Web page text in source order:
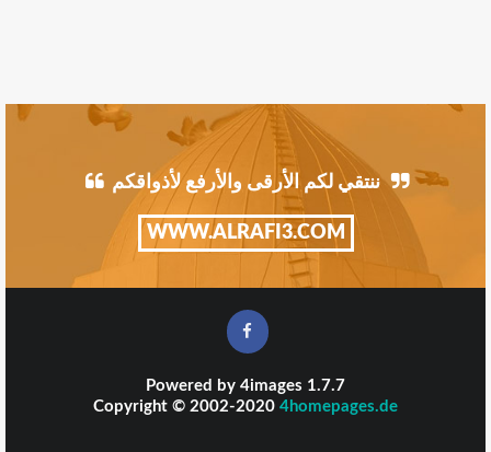
ننتقي لكم الأرقى والأرفع لأذواقكم
WWW.ALRAFI3.COM
Powered by 4images 1.7.7
Copyright © 2002-2020 4homepages.de